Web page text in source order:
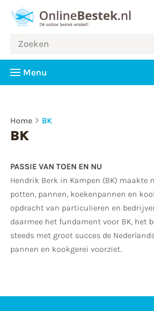
Menu
Home BK
BK
PASSIE VAN TOEN EN NU
Hendrik Berk in Kampen (BK) maakte
potten, pannen, koekenpannen en
opdracht van particulieren en
daarmee het fundament voor BK, het
steeds met groot succes de
pannen en kookgerei voorziet.